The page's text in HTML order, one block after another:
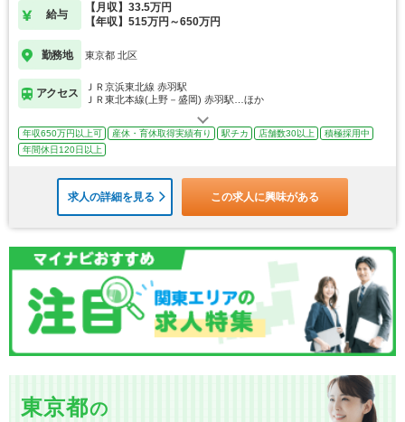
給与
【月収】33.5万円
【年収】515万円～650万円
勤務地 東京都 北区
アクセス
ＪＲ京浜東北線 赤羽駅
ＪＲ東北本線(上野－盛岡) 赤羽駅…ほか
年収650万円以上可 産休・育休取得実績有り 駅チカ 店舗数30以上
積極採用中
年間休日120日以上
求人の詳細を見る この求人に興味がある
東京都の